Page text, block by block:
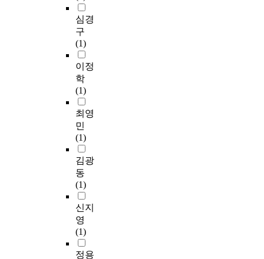
심경
구
(1)
이정
학
(1)
최영
민
(1)
김광
동
(1)
신지
영
(1)
정용